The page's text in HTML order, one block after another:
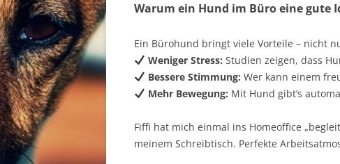
WIEN
Warum ein Hund im Büro eine gute
Ein Bürohund bringt viele Vorteile – nicht
Weniger Stress: Studien zeigen, dass
Bessere Stimmung: Wer kann einem
Mehr Bewegung: Mit Hund gibt’s
Fiffi hat mich einmal ins Homeoffice
meinem Schreibtisch. Perfekte